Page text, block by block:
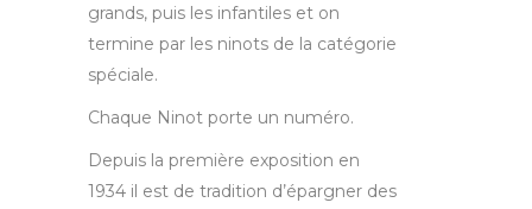
grands, puis les infantiles et on
termine par les ninots de la catégorie
spéciale.
Chaque Ninot porte un numéro.
Depuis la première exposition en
1934 il est de tradition d’épargner des